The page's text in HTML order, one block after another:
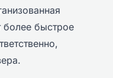
более быстрое